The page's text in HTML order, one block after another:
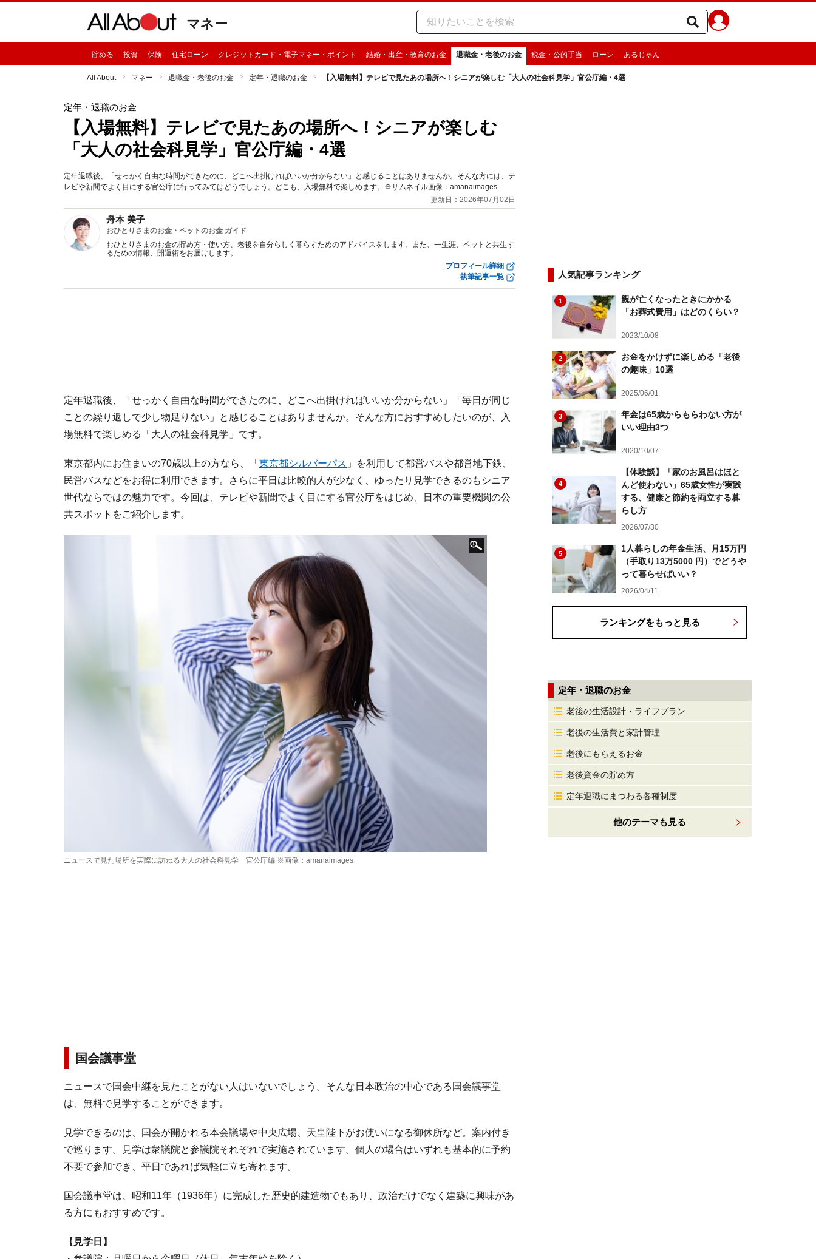
マネー
貯める 投資 保険 住宅ローン クレジットカード・電子マネー・ポイント 結婚・出産・教育のお金 退職金・老後のお金 税金・公的手当 ローン あるじゃん
All About マネー 退職金・老後のお金 定年・退職のお金 【入場無料】テレビで見たあの場所へ！シニアが楽しむ「大人の社会科見学」官公庁編・4選
定年・退職のお金
【入場無料】テレビで見たあの場所へ！シニアが楽しむ
「大人の社会科見学」官公庁編・4選
定年退職後、「せっかく自由な時間ができたのに、どこへ出掛ければいいか分からない」と感じることはありませんか。そんな方には、テ
レビや新聞でよく目にする官公庁に行ってみてはどうでしょう。どこも、入場無料で楽しめます。※サムネイル画像：amanaimages
更新日：2026年07月02日
舟本 美子
おひとりさまのお金・ペットのお金 ガイド
おひとりさまのお金の貯め方・使い方、老後を自分らしく暮らすためのアドバイスをします。また、一生涯、ペットと共生す
るための情報、開運術をお届けします。
プロフィール詳細
執筆記事一覧
定年退職後、「せっかく自由な時間ができたのに、どこへ出掛ければいいか分からない」「毎日が同じ
ことの繰り返しで少し物足りない」と感じることはありませんか。そんな方におすすめしたいのが、入
場無料で楽しめる「大人の社会科見学」です。
東京都内にお住まいの70歳以上の方なら、「 東京都シルバーパス 」を利用して都営バスや都営地下鉄、
民営バスなどをお得に利用できます。さらに平日は比較的人が少なく、ゆったり見学できるのもシニア
世代ならではの魅力です。今回は、テレビや新聞でよく目にする官公庁をはじめ、日本の重要機関の公
共スポットをご紹介します。
ニュースで見た場所を実際に訪ねる大人の社会科見学 官公庁編 ※画像：amanaimages
国会議事堂
ニュースで国会中継を見たことがない人はいないでしょう。そんな日本政治の中心である国会議事堂
は、無料で見学することができます。
見学できるのは、国会が開かれる本会議場や中央広場、天皇陛下がお使いになる御休所など。案内付き
で巡ります。見学は衆議院と参議院それぞれで実施されています。個人の場合はいずれも基本的に予約
不要で参加でき、平日であれば気軽に立ち寄れます。
国会議事堂は、昭和11年（1936年）に完成した歴史的建造物でもあり、政治だけでなく建築に興味があ
る方にもおすすめです。
【見学日】
人気記事ランキング
1
親が亡くなったときにかかる
「お葬式費用」はどのくらい？
2023/10/08
2
お金をかけずに楽しめる「老後
の趣味」10選
2025/06/01
3
年金は65歳からもらわない方が
いい理由3つ
2020/10/07
4
【体験談】「家のお風呂はほと
んど使わない」65歳女性が実践
する、健康と節約を両立する暮
らし方
2026/07/30
5
1人暮らしの年金生活、月15万円
（手取り13万5000 円）でどうや
って暮らせばいい？
2026/04/11
ランキングをもっと見る
定年・退職のお金
老後の生活設計・ライフプラン
老後の生活費と家計管理
老後にもらえるお金
老後資金の貯め方
定年退職にまつわる各種制度
他のテーマも見る